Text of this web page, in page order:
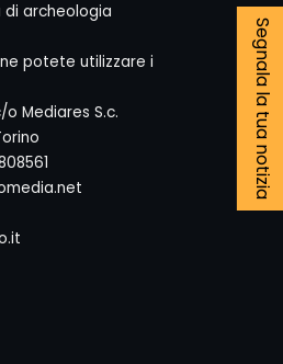
Segnala la tua notizia
di archeologia
potete utilizzare i
Mediares S.c.